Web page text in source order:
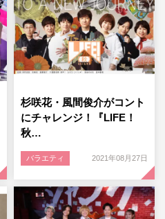
杉咲花・風間俊介がコント
にチャレンジ！『LIFE！
秋…
バラエティ 2021年08月27日